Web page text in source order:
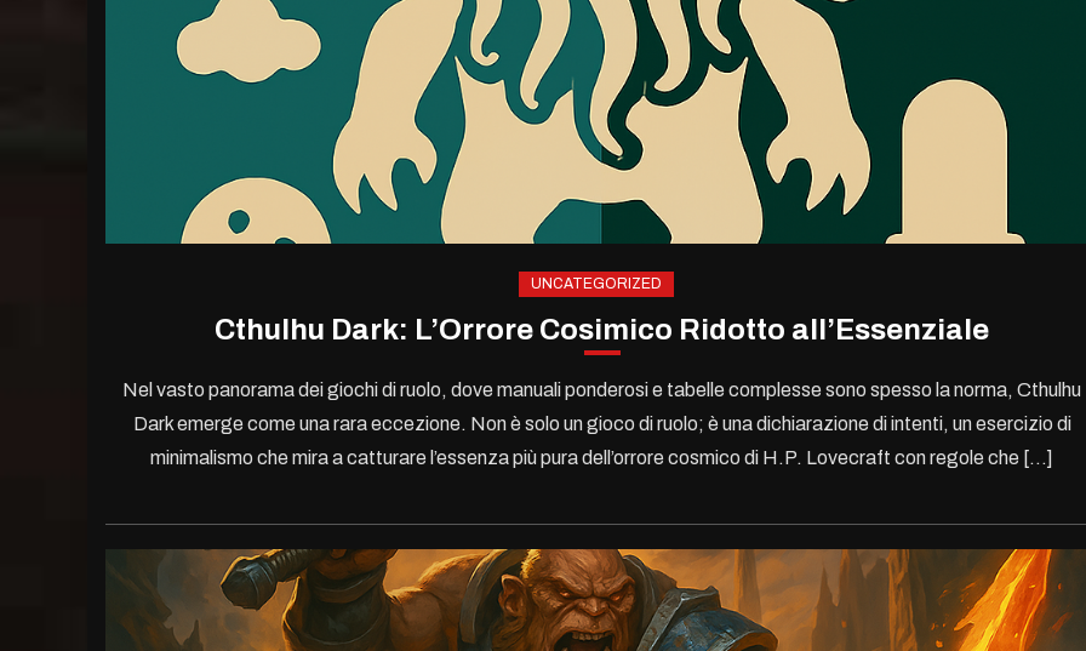
UNCATEGORIZED
Cthulhu Dark: L’Orrore Cosimico Ridotto all’Essenziale
Nel vasto panorama dei giochi di ruolo, dove manuali ponderosi e tabelle complesse sono spesso la norma, Cthulhu
Dark emerge come una rara eccezione. Non è solo un gioco di ruolo; è una dichiarazione di intenti, un esercizio di
minimalismo che mira a catturare l’essenza più pura dell’orrore cosmico di H.P. Lovecraft con regole che […]